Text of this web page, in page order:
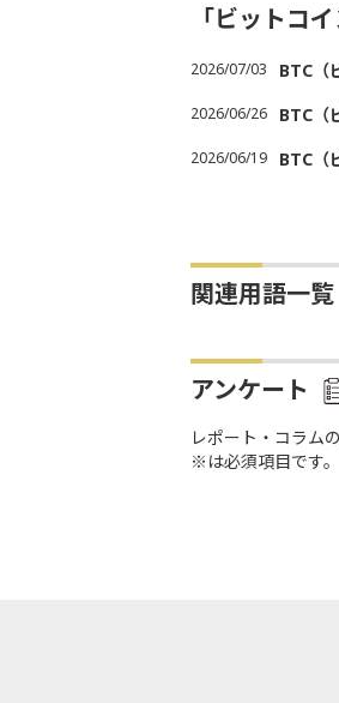
「ビットコ
2026/07/03 BTC（
2026/06/26 BTC（
2026/06/19 BTC（
関連用語一覧
アンケート
レポート・コラム
※は必須項目です。